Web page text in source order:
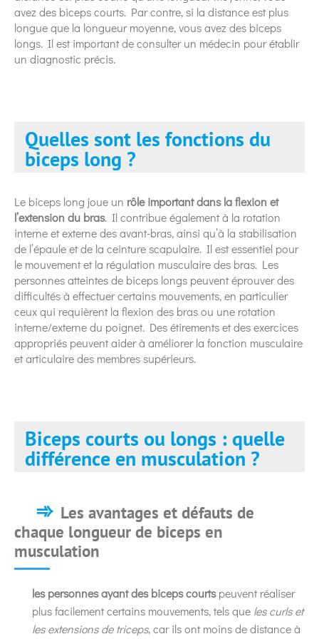
avez des biceps courts. Par contre, si la distance est plus
longue que la longueur moyenne, vous avez des biceps
longs. Il est important de consulter un médecin pour établir
un diagnostic précis.
Quelles sont les fonctions du
biceps long ?
Le biceps long joue un rôle important dans la flexion et
l’extension du bras. Il contribue également à la rotation
interne et externe des avant-bras, ainsi qu’à la stabilisation
de l’épaule et de la ceinture scapulaire. Il est essentiel pour
le mouvement et la régulation musculaire des bras. Les
personnes atteintes de biceps longs peuvent éprouver des
difficultés à effectuer certains mouvements, en particulier
ceux qui requièrent la flexion des bras ou une rotation
interne/externe du poignet. Des étirements et des exercices
appropriés peuvent aider à améliorer la fonction musculaire
et articulaire des membres supérieurs.
Biceps courts ou longs : quelle
différence en musculation ?
Les avantages et défauts de
chaque longueur de biceps en
musculation
les personnes ayant des biceps courtspeuvent réaliser
plus facilement certains mouvements, tels que les curls et
les extensions de triceps, car ils ont moins de distance à